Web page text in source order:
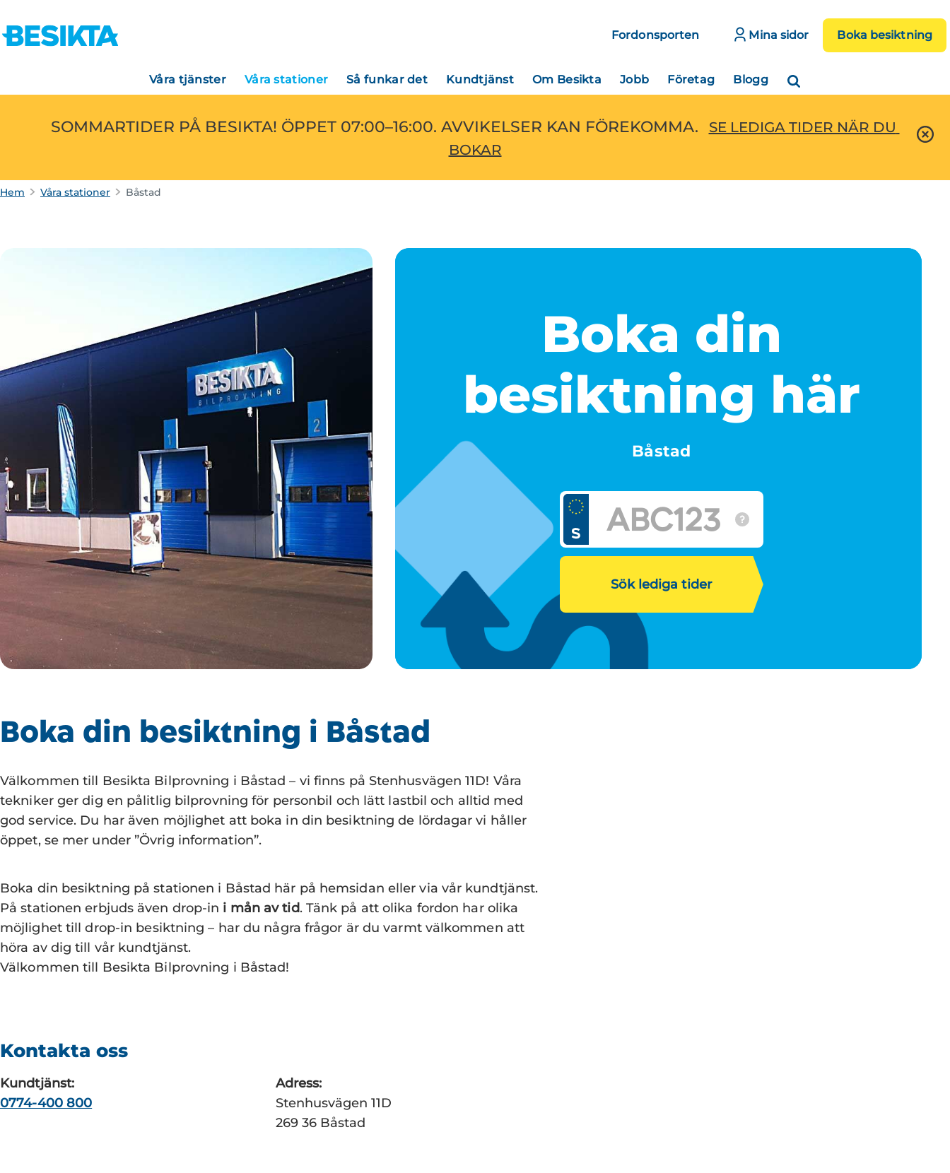
Fordonsporten Mina sidor Boka besiktning
Våra tjänster Våra stationer Så funkar det Kundtjänst Om Besikta Jobb Företag Blogg
SOMMARTIDER PÅ BESIKTA! ÖPPET 07:00–16:00. AVVIKELSER KAN FÖREKOMMA.
SE LEDIGA TIDER NÄR DU
BOKAR
Hem Våra stationer Båstad
Boka din
besiktning här
Båstad
Sök lediga tider
Boka din besiktning i Båstad
Välkommen till Besikta Bilprovning i Båstad – vi finns på Stenhusvägen 11D! Våra
tekniker ger dig en pålitlig bilprovning för personbil och lätt lastbil och alltid med
god service. Du har även möjlighet att boka in din besiktning de lördagar vi håller
öppet, se mer under ”Övrig information”.
Boka din besiktning på stationen i Båstad här på hemsidan eller via vår kundtjänst.
På stationen erbjuds även drop-in i mån av tid. Tänk på att olika fordon har olika
möjlighet till drop-in besiktning – har du några frågor är du varmt välkommen att
höra av dig till vår kundtjänst.
Välkommen till Besikta Bilprovning i Båstad!
Kontakta oss
Kundtjänst:
0774-400 800
Adress:
Stenhusvägen 11D
269 36 Båstad